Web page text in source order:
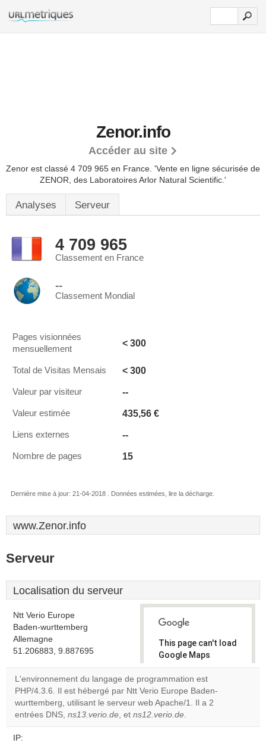
Zenor.info
Accéder au site
Zenor est classé 4 709 965 en France. 'Vente en ligne sécurisée de
ZENOR, des Laboratoires Arlor Natural Scientific.'
Analyses Serveur
4 709 965
Classement en France
--
Classement Mondial
Pages visionnées
mensuellement
< 300
Total de Visitas Mensais < 300
Valeur par visiteur --
Valeur estimée 435,56 €
Liens externes --
Nombre de pages 15
Dernière mise à jour: 21-04-2018 . Données estimées, lire la décharge.
www.Zenor.info
Serveur
Localisation du serveur
Ntt Verio Europe
Baden-wurttemberg
Allemagne
51.206883, 9.887695
This page can't load
Google Maps
correctly.
Do you
own this
website?
L'environnement du langage de programmation est
PHP/4.3.6. Il est hébergé par Ntt Verio Europe Baden-
wurttemberg, utilisant le serveur web Apache/1. Il a 2
entrées DNS, ns13.verio.de, et ns12.verio.de.
IP: